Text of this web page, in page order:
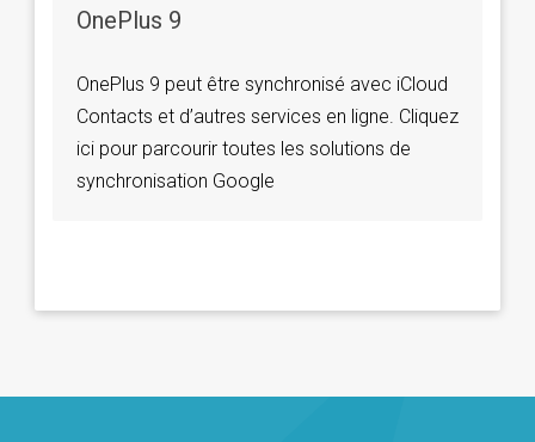
OnePlus 9
OnePlus 9 peut être synchronisé avec iCloud
Contacts et d’autres services en ligne. Cliquez
ici pour parcourir toutes les solutions de
synchronisation Google